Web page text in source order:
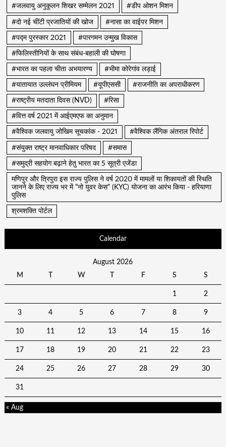
#जलवायु अनुकूलन शिखर सम्मेलन 2021 #डीप ओशन मिशन
#दो नई चींटी प्रजातियों की खोज #नासा का वाईपर मिशन
#पद्म पुरस्कार 2021 #पारगमन उन्मुख विकास
#फिलिस्तीनियों के साथ संबंध-बहाली की घोषणा
#भारत का पहला चीता अभयारण्य #भीमा कोरेगांव लड़ाई
#यातायात उल्लंघन प्रीमियम #यूपीएससी #राजनीति का अपराधीकरण
#राष्ट्रीय मतदाता दिवस (NVD) #रिसा
#वित्त वर्ष 2021 में आईएमएफ का अनुमान
#वैश्विक जलवायु जोखिम सूचकांक - 2021 #वैश्विक लैंगिक अंतराल रिपोर्ट
#संयुक्त राष्ट्र मानवाधिकार परिषद #समास
#समुद्री सहयोग बढ़ाने हेतु भारत का 5 सूत्री एजेंडा
मणिपुर और त्रिपुरा इस राज्य पुलिस ने वर्ष 2020 में मामलों या शिकायतों की स्थिति
जानने के लिए राज्य भर में "नो युवर केस" (KYC) योजना का आरंभ किया - हरियाणा
पुलिस
श्रमशक्ति पोर्टल
Calendar
August 2026
M
T W T F S S
1 2
3 4 5 6 7 8 9
10 11 12 13 14 15 16
17 18 19 20 21 22 23
24 25 26 27 28 29 30
31
« Aug